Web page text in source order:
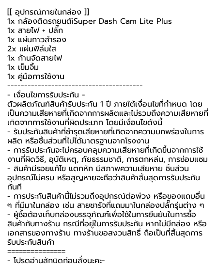
[[ อุปกรณ์ภายในกล่อง ]]
1x กล้องติดรถยนต์iSuper Dash Cam Lite Plus
1x สายไฟ + ปลั๊ก
1x แผ่นกาวสำรอง
2x แผ่นฟิล์มใส
1x ก้านจัดสายไฟ
1x เข็มจิ้ม
1x คู่มือการใช้งาน
----------------------------------------
-️ เงื่อนไขการรับประกัน -️
ตัวผลิตภัณฑ์สินค้ารับประกัน 1 ปี ภายใต้เงื่อนไขที่กำหนด โดย
เป็นความเสียหายที่เกิดจากการผลิตและไม่รวมถึงความเสียหายที่
เกิดจากการใช้งานที่ผิดประเภท โดยมีเงื่อนไขดังนี้
- รับประกันสินค้าที่ชำรุดเสียหายที่เกิดจากความบกพร่องในการ
ผลิต หรือชิ้นส่วนที่ไม่ได้มาตรฐานจากโรงงาน
- การรับประกันจะไม่ครอบคลุมความเสียหายที่เกิดขึ้นจากการใช้
งานที่ผิดวิธี, อุบัติเหตุ, ภัยธรรมชาติ, การตกหล่น, การซ่อมแซม
- สินค้ามีรอยแก้ไข แตกหัก มีสภาพความเสียหาย ชิ้นส่วน
อุปกรณ์ไม่ครบ หรือสูญหายจะถือว่าสินค้าสิ้นสุดการรับประกัน
ทันที
- การประกันสินค้านี้ไม่รวมถึงอุปกรณ์ต่อพ่วง หรือของแถมอื่น
ๆ ที่มีมาในกล่อง เช่น สายชาร์จที่แถมมาในกล่องปลั๊กรุ่นต่าง ๆ
-️ ผู้ซื้อต้องเก็บกล่องบรรจุภัณฑ์เพื่อใช้ในการยืนยันในการซื้อ
สินค้ากับทางร้าน กรณีที่อยู่ในการรับประกัน หากไม่มีกล่อง หรือ
เอกสารของทางร้าน ทางร้านขอสงวนสิทธิ์ ถือเป็นที่สิ้นสุดการ
รับประกันสินค้า
===============
-️ โปรดอ่านสักนิดก่อนสั่งนะคะ-️